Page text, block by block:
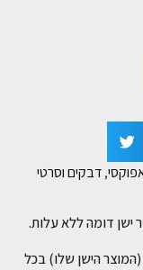
,דבקים וסרטי
ישן דומה ללא עלות.
הישן שלו) בכל